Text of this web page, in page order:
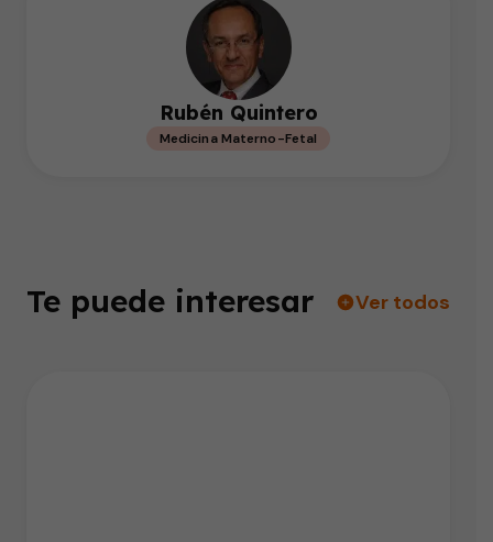
Rubén Quintero
Medicina Materno-Fetal
Te puede interesar Ver todos